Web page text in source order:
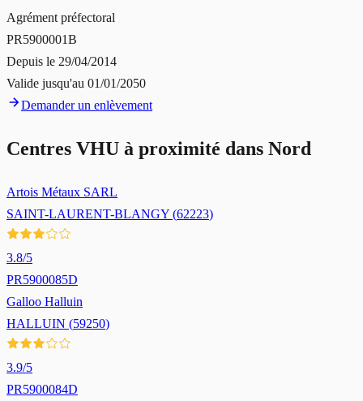
Agrément préfectoral
PR5900001B
Depuis le 29/04/2014
Valide jusqu'au 01/01/2050
Demander un enlèvement
Centres VHU à proximité dans Nord
Artois Métaux SARL
SAINT-LAURENT-BLANGY (62223)
3.8/5
PR5900085D
Galloo Halluin
HALLUIN (59250)
3.9/5
PR5900084D